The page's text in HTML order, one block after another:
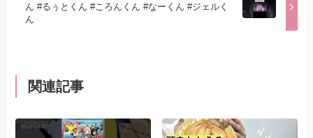
ん #るぅとくん #ころんくん #なーくん #ジェルく
ん
関連記事